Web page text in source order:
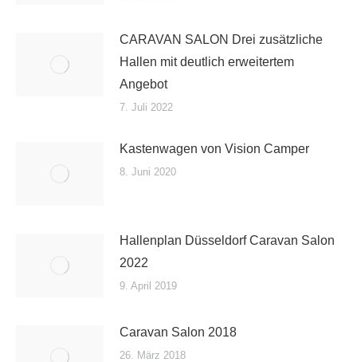
CARAVAN SALON Drei zusätzliche
Hallen mit deutlich erweitertem
Angebot
7. Juli 2022
Kastenwagen von Vision Camper
8. Juni 2020
Hallenplan Düsseldorf Caravan Salon
2022
9. April 2019
Caravan Salon 2018
26. März 2018